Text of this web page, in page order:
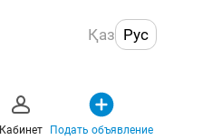
Қаз Рус
Кабинет Подать объявление